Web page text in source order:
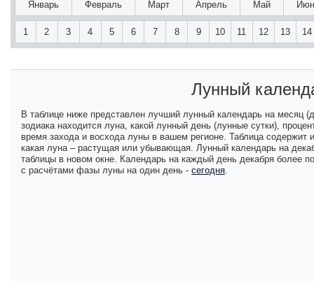
Январь Февраль Март Апрель Май
1 2 3 4 5 6 7 8 9 10 11 12 13 14
Лунный
В таблице ниже представлен лучший лунный календарь на месяц
зодиака находится луна, какой лунный день (лунные сутки),
время захода и восхода луны в вашем регионе. Таблица
какая луна – растущая или убывающая. Лунный календарь на
таблицы в новом окне. Календарь на каждый день декабря более
с расчётами фазы луны на один день - сегодня.